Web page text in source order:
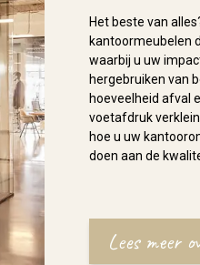
Het beste van
kantoormeubelen
waarbij u uw
hergebruiken van
hoeveelheid afval
voetafdruk
hoe u uw
doen aan de
Lees meer